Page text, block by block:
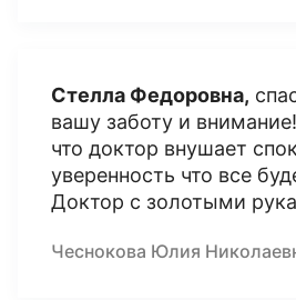
Стелла Федоровна,
вашу заботу и
что доктор внушает
уверенность что все
Доктор с золотыми
Чеснокова Юлия